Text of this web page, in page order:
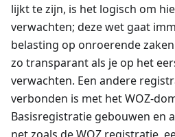
lijkt te zijn, is het logisch om
verwachten; deze wet gaat
belasting op onroerende
zo transparant als je op het
verwachten. Een andere
verbonden is met het WOZ-
Basisregistratie gebouwen en